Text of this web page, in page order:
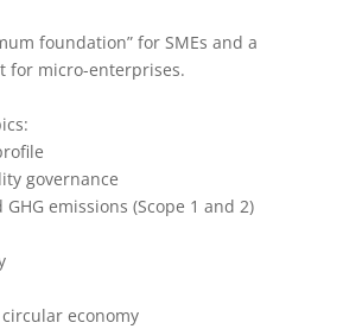
foundation” for SMEs and a
for micro-enterprises.
governance
GHG emissions (Scope 1 and 2)
circular economy